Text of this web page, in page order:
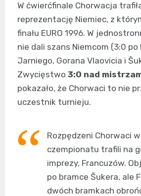
W ćwierćfinale Chorwacja
reprezentację Niemiec, z
finału EURO 1996. W
nie dali szans Niemcom (3:0 po
Jarniego, Gorana Vlaovicia i
Zwycięstwo 3:0 nad
pokazało, że Chorwaci to nie
uczestnik turnieju.
Rozpędzeni Chorwaci
czempionatu trafili na
imprezy, Francuzów.
po bramce Šukera, ale
dwóch bramkach